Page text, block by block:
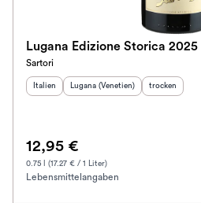
Lugana Edizione Storica 2025
Sartori
Herkunftsland:
Italien Herkunftsregion:
Lugana (Venetien) Geschmack
trocken
12,95 €
0.75 l (17.27 € / 1 Liter)
Lebensmittelangaben